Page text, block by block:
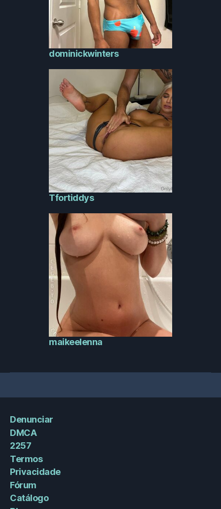
dominickwinters
Tfortiddys
maikeelenna
Denunciar
DMCA
2257
Termos
Privacidade
Fórum
Catálogo